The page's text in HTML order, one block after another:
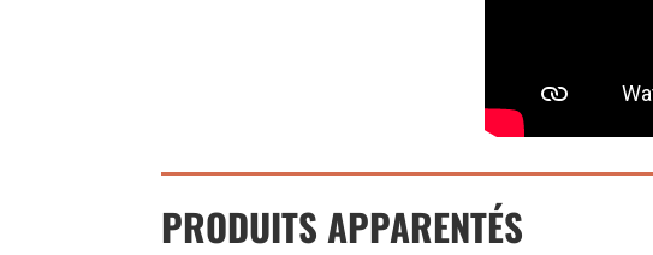
PRODUITS APPARENTÉS